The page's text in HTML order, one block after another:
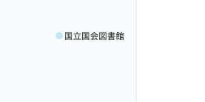
国立国会図書館